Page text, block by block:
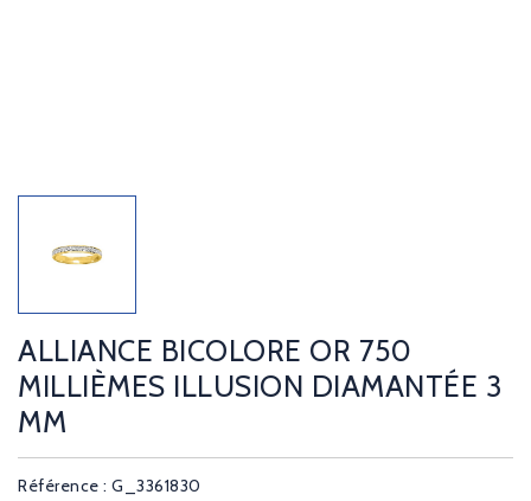
ALLIANCE BICOLORE OR 750
MILLIÈMES ILLUSION DIAMANTÉE 3
MM
Référence : G_3361830